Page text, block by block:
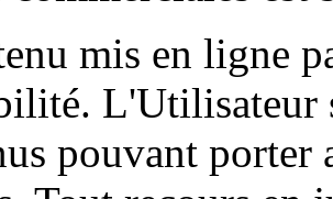
mis en ligne
L'Utilisateur
pouvant porter